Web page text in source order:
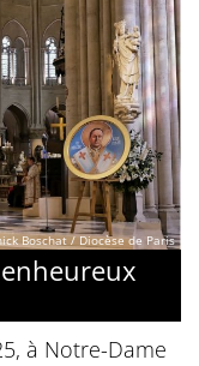
Boschat / Diocèse de Paris
à Notre-Dame